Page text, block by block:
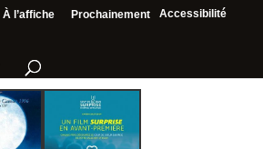
Accessibilité
À l’affiche Prochainement